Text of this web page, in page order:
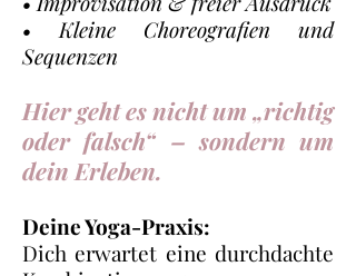
• Kleine Choreografien und
Sequenzen
Hier geht es nicht um „richtig
oder falsch“ – sondern um
dein Erleben.
Deine Yoga-Praxis:
Dich erwartet eine durchdachte